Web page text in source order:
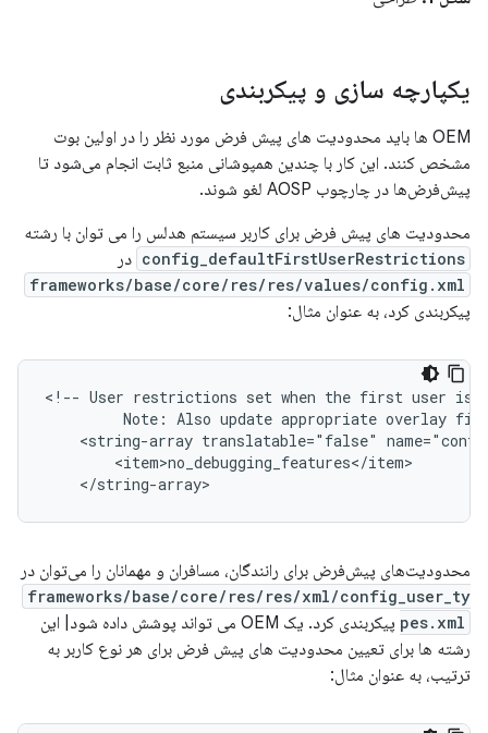
یکپارچه سازی و پیکربندی
OEM ها باید محدودیت های پیش فرض مورد نظر را در اولین بوت
مشخص کنند. این کار با چندین همپوشانی منبع ثابت انجام می‌شود تا
پیش‌فرض‌ها در چارچوب AOSP لغو شوند.
محدودیت های پیش فرض برای کاربر سیستم هدلس را می توان با رشته
config_defaultFirstUserRestrictions در
frameworks/base/core/res/res/values/config.xml
پیکربندی کرد، به عنوان مثال:
<!-- User restrictions set when the first user is
Note: Also update appropriate overlay
<string-array translatable="false"
        <item>no_debugging_features</item>
    </string-array>
محدودیت‌های پیش‌فرض برای رانندگان، مسافران و مهمانان را می‌توان در
frameworks/base/core/res/res/xml/config_user_ty
pes.xml
پیکربندی کرد. یک OEM می تواند پوشش داده شود| این
رشته ها برای تعیین محدودیت های پیش فرض برای هر نوع کاربر به
ترتیب، به عنوان مثال: